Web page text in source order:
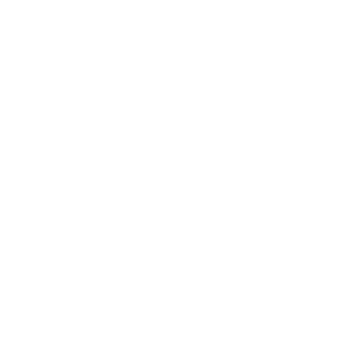
Financieras Interbancarias Mundiales"), una red
por letras y números. El BIC es necesario para
casos, optan tener un código SWIFT específico para
XXX, se refiere a la sede bancaria central. Si no, se
la cuenta de su destinatario y anular el pago.
y pedir que se anule la transferencia.